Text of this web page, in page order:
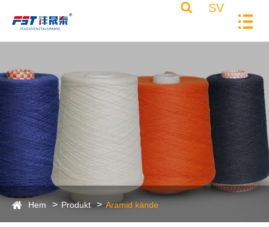
SV
Hem Produkt Aramid kände